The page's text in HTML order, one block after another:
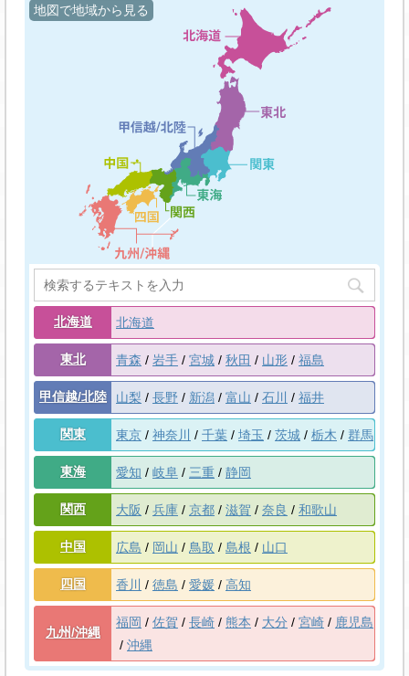
地図で地域から見る
北海道 北海道
東北 青森 岩手 宮城 秋田 山形 福島
甲信越/北陸 山梨 長野 新潟 富山 石川 福井
関東 東京 神奈川 千葉 埼玉 茨城 栃木 群馬
東海 愛知 岐阜 三重 静岡
関西 大阪 兵庫 京都 滋賀 奈良 和歌山
中国 広島 岡山 鳥取 島根 山口
四国 香川 徳島 愛媛 高知
九州/沖縄
福岡 佐賀 長崎 熊本 大分 宮崎
鹿児島
沖縄